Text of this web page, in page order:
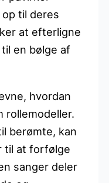
til deres
at efterligne
en bølge af
hvordan
rollemodeller.
berømte, kan
til at forfølge
sanger deler